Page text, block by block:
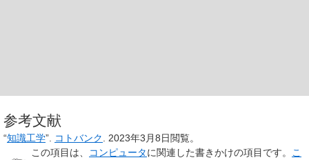
参考文献
“知識工学”. コトバンク 2023年3月8日閲覧。
この項目は、
コンピュータに関連した書きかけの項目 です。
こ